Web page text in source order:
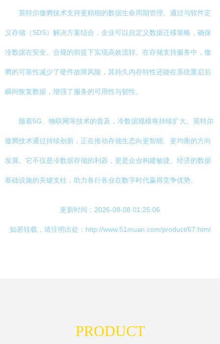
英特尔傲腾技术支持更精细的数据生命周期管理。通过与软件定
义存储（SDS）解决方案结合，企业可以自定义数据迁移策略，确保
冷数据在安全、合规的前提下实现高效流转。在存储支持服务中，傲
腾的可靠性减少了硬件故障风险，其持久内存特性还能在系统重启后
瞬间恢复数据，增强了服务的可用性与韧性。
随着5G、物联网等技术的普及，冷数据规模将持续扩大。英特尔
傲腾技术通过持续创新，正在推动存储生态向更智能、更均衡的方向
发展。它不仅是冷数据存储的利器，更是企业构建敏捷、经济的数据
基础设施的关键支柱，助力各行各业在数字时代赢得竞争优势。
更新时间：2026-08-08 01:25:06
如若转载，请注明出处：http://www.51muan.com/product/67.html
PRODUCT